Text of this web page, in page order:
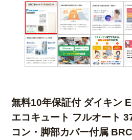
無料10年保証付 ダイキン
エコキュート フルオート
コン・脚部カバー付属